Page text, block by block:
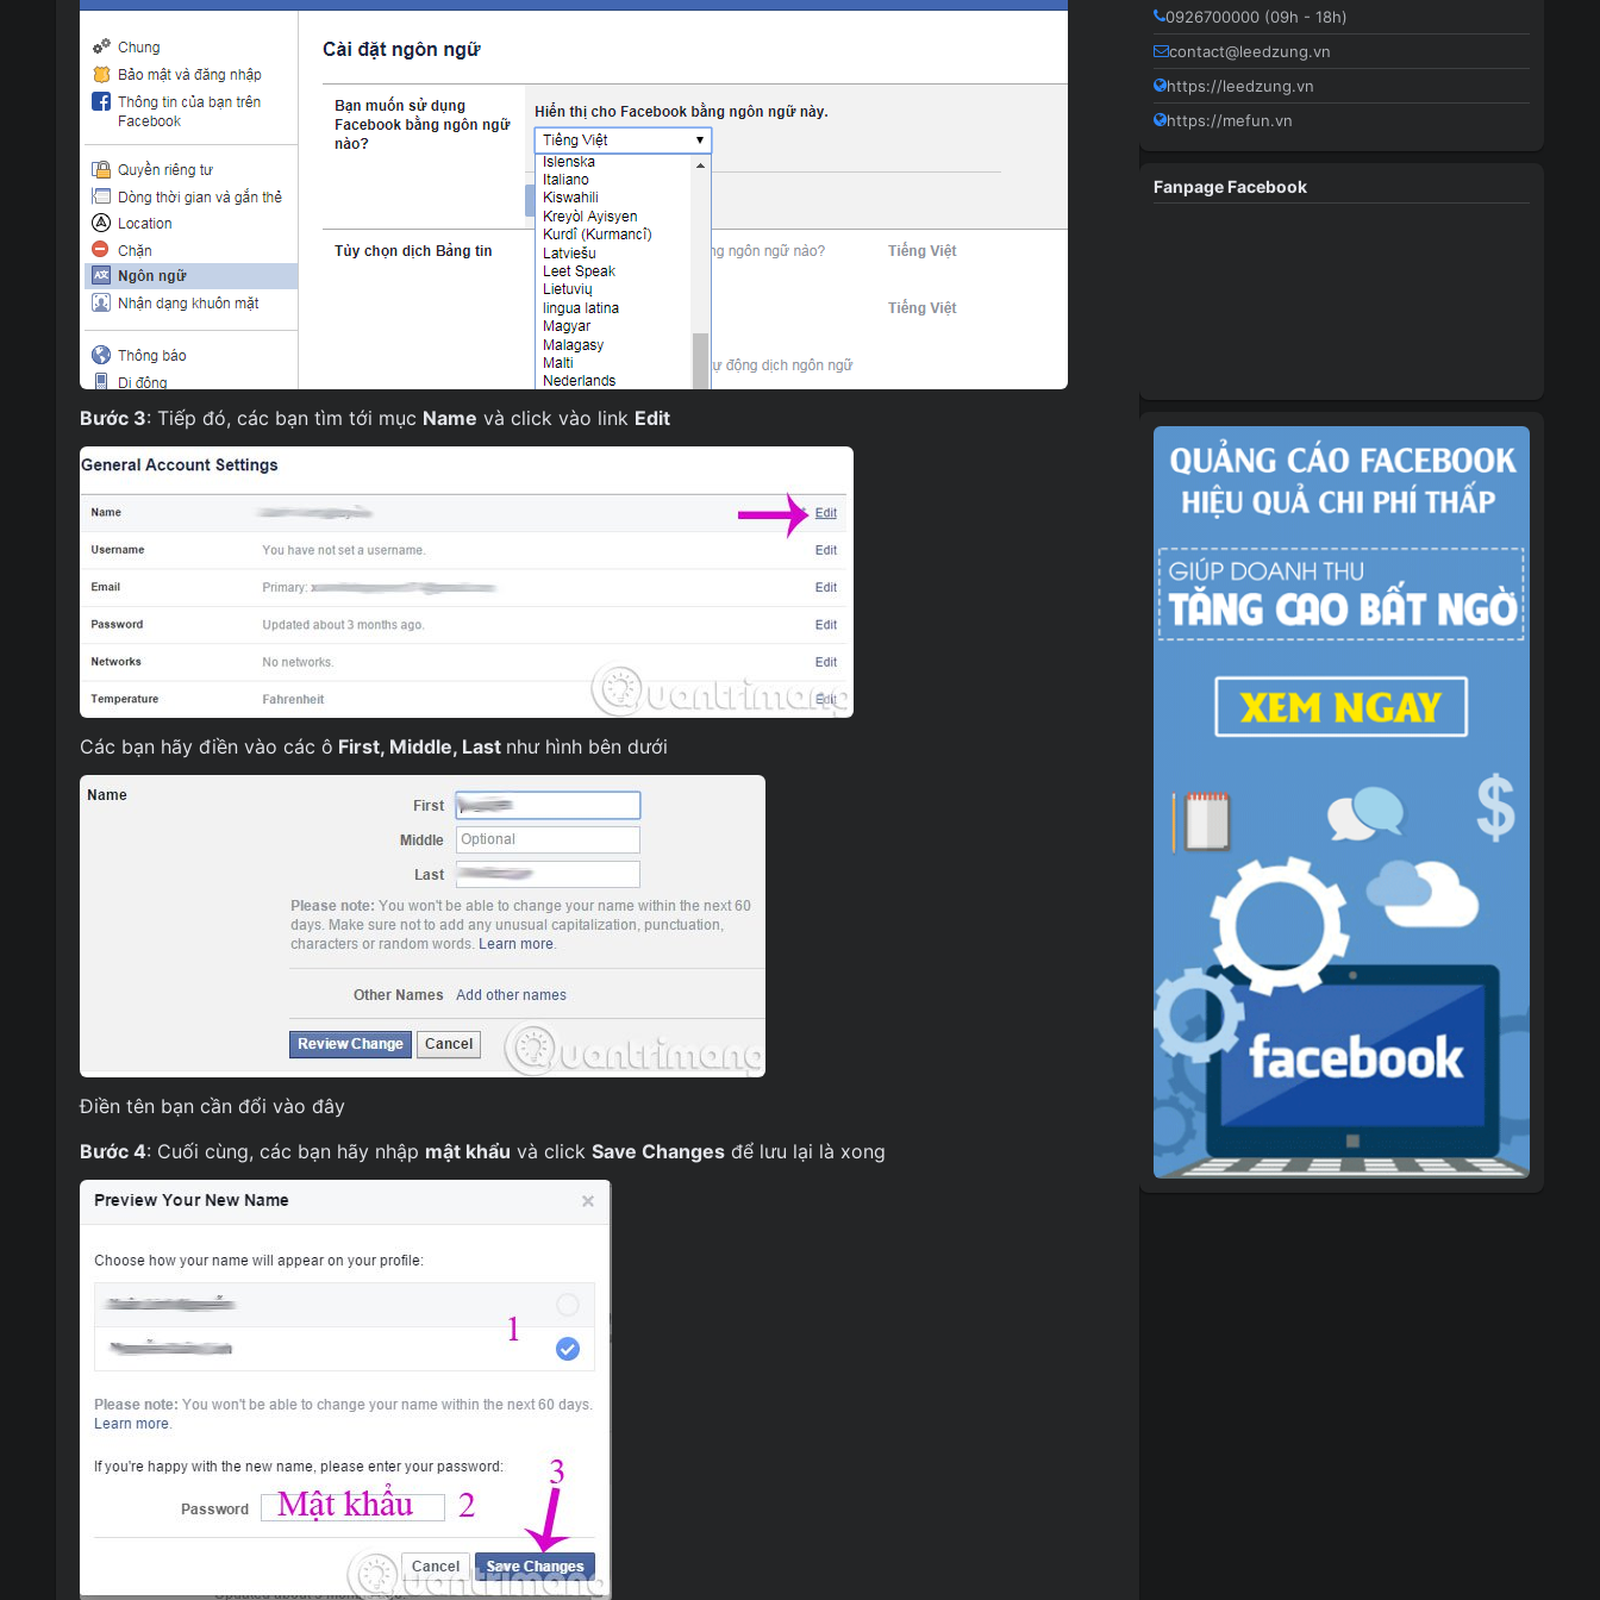
Bước 3: Tiếp đó, các bạn tìm tới mục Name và click vào link Edit
Các bạn hãy điền vào các ô First, Middle, Last như hình bên dưới
Điền tên bạn cần đổi vào đây
Bước 4: Cuối cùng, các bạn hãy nhập mật khẩu và click Save Changes để lưu lại là xong
0926700000 (09h - 18h)
contact@leedzung.vn
https://leedzung.vn
https://mefun.vn
Fanpage Facebook